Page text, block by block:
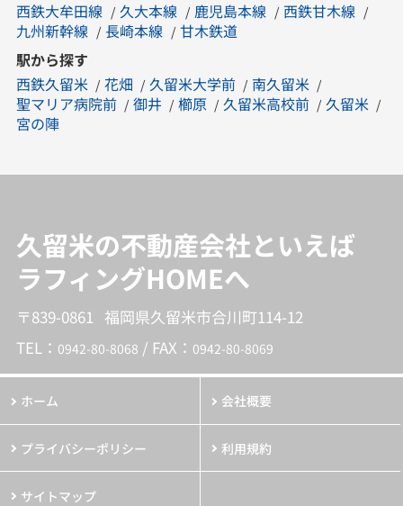
西鉄大牟田線
久大本線 鹿児島本線
西鉄甘木線
九州新幹線
長崎本線
甘木鉄道
駅から探す
西鉄久留米
花畑 久留米大学前
南久留米
聖マリア病院前
御井 櫛原 久留米高校前
久留米
宮の陣
久留米の不動産会社といえば
ラフィングHOMEへ
〒839-0861 福岡県久留米市合川町114-12
TEL： 0942-80-8068 / FAX： 0942-80-8069
ホーム 会社概要
プライバシーポリシー 利用規約
サイトマップ